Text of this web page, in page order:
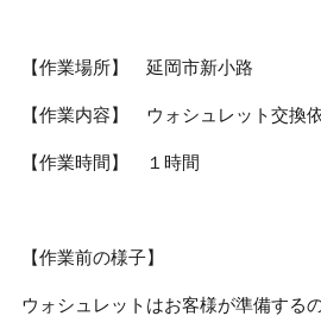
【作業場所】 延岡市新小路
【作業内容】 ウォシュレット交換
【作業時間】 １時間
【作業前の様子】
ウォシュレットはお客様が準備する